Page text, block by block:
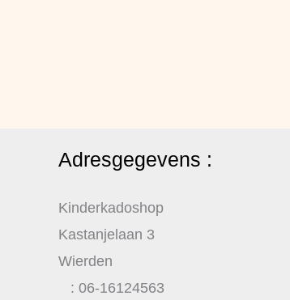
Adresgegevens :
Kinderkadoshop
Kastanjelaan 3
Wierden
: 06-16124563